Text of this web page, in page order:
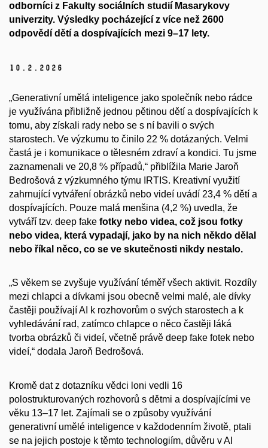
odborníci z Fakulty sociálních studií Masarykovy
univerzity. Výsledky pocházející z více než 2600
odpovědí dětí a dospívajících mezi 9–17 lety.
10. 2. 2026
„Generativní umělá inteligence jako společník nebo rádce
je využívána přibližně jednou pětinou dětí a dospívajících k
tomu, aby získali rady nebo se s ní bavili o svých
starostech. Ve výzkumu to činilo 22 % dotázaných. Velmi
častá je i komunikace o tělesném zdraví a kondici. Tu jsme
zaznamenali ve 20,8 % případů,“ přiblížila Marie Jaroň
Bedrošová z výzkumného týmu IRTIS. Kreativní využití
zahrnující vytváření obrázků nebo videí uvádí 23,4 % dětí a
dospívajících. Pouze malá menšina (4,2 %) uvedla, že
vytváří tzv. deep fake fotky nebo videa, což jsou fotky
nebo videa, která vypadají, jako by na nich někdo dělal
nebo říkal něco, co se ve skutečnosti nikdy nestalo.
„S věkem se zvyšuje využívání téměř všech aktivit. Rozdíly
mezi chlapci a dívkami jsou obecně velmi malé, ale dívky
častěji používají AI k rozhovorům o svých starostech a k
vyhledávání rad, zatímco chlapce o něco častěji láká
tvorba obrázků či videí, včetně právě deep fake fotek nebo
videí,“ dodala Jaroň Bedrošová.
Kromě dat z dotazníku vědci loni vedli 16
polostrukturovaných rozhovorů s dětmi a dospívajícími ve
věku 13–17 let. Zajímali se o způsoby využívání
generativní umělé inteligence v každodenním životě, ptali
se na jejich postoje k těmto technologiím, důvěru v AI